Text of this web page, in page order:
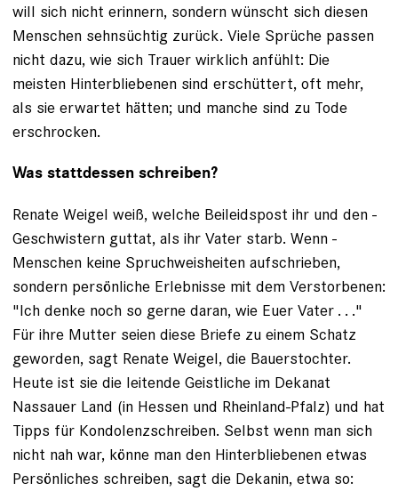
will sich nicht erinnern, sondern wünscht sich diesen
Menschen ­sehnsüchtig zurück. Viele Sprüche passen
nicht dazu, wie sich Trauer wirklich anfühlt: Die
meisten Hinterbliebenen sind erschüttert, oft mehr,
als sie erwartet hätten; und manche sind zu Tode
erschrocken.
Was stattdessen schreiben?
Renate Weigel weiß, welche Beileidspost ihr und den ­
Geschwistern guttat, als ihr Vater starb. Wenn ­
Menschen keine Spruchweisheiten aufschrieben,
sondern per­sönliche Erlebnisse mit dem Verstorbenen:
"Ich denke noch so ­gerne daran, wie Euer Vater . . ."
Für ihre ­Mutter seien ­diese Briefe zu einem Schatz
geworden, sagt ­Renate Weigel, die Bauerstochter.
Heute ist sie die ­leitende ­Geistliche im ­Dekanat
Nassauer Land (in Hessen und Rheinland-Pfalz) und hat
Tipps für Kondolenzschreiben. Selbst wenn man sich
nicht nah war, könne man den Hinterbliebenen etwas
Persönliches schreiben, sagt die Dekanin, etwa so: